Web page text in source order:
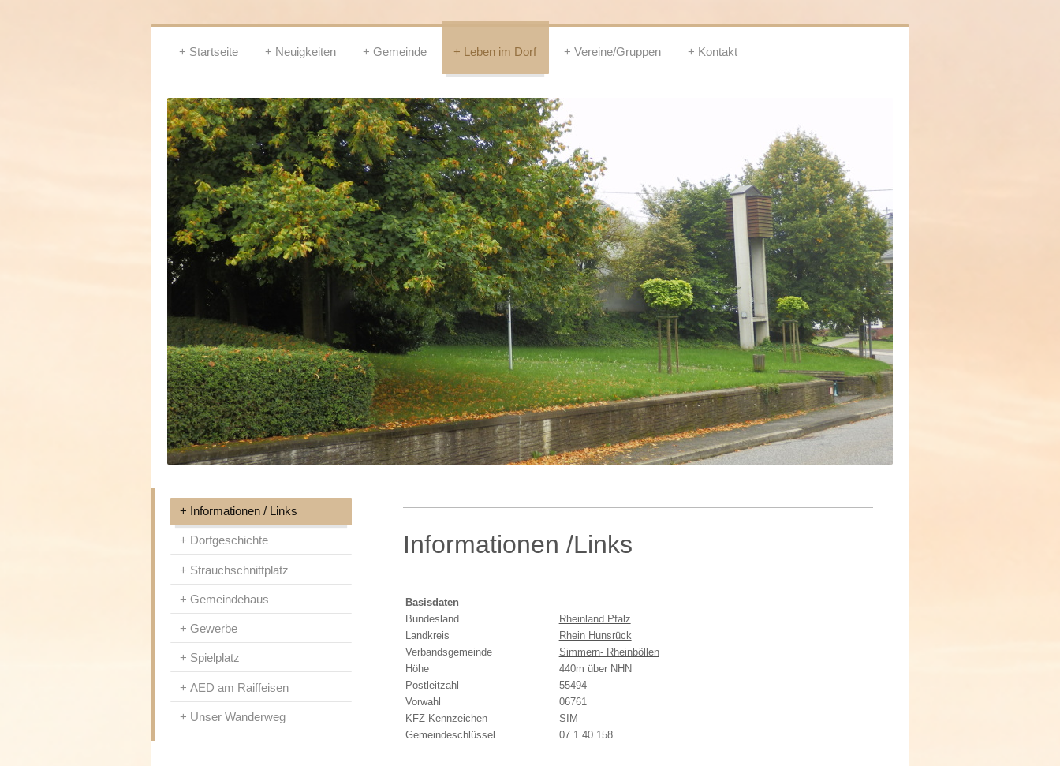
Startseite Neuigkeiten Gemeinde Leben im Dorf Vereine/Gruppen Kontakt
Informationen /Links
Basisdaten
Bundesland
Rheinland Pfalz
Landkreis
Rhein Hunsrück
Verbandsgemeinde
Simmern- Rheinböllen
Höhe
440m über NHN
Postleitzahl
55494
Vorwahl
06761
KFZ-Kennzeichen
SIM
Gemeindeschlüssel
07 1 40 158
Informationen / Links
Dorfgeschichte
Strauchschnittplatz
Gemeindehaus
Gewerbe
Spielplatz
AED am Raiffeisen
Unser Wanderweg